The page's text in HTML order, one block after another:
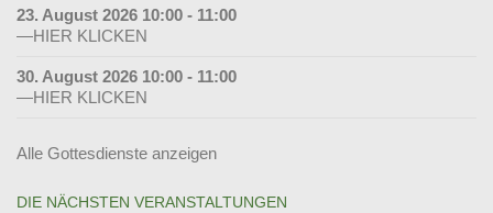
23. August 2026 10:00 - 11:00
—HIER KLICKEN
30. August 2026 10:00 - 11:00
—HIER KLICKEN
Alle Gottesdienste anzeigen
DIE NÄCHSTEN VERANSTALTUNGEN